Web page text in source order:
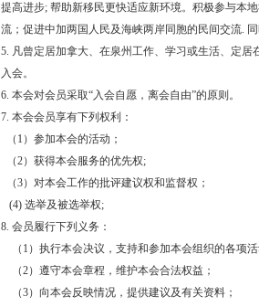
提高进步; 帮助新移民更快适应新环境。积极参与本
流；促进中加两国人民及海峡两岸同胞的民间交流.
5. 凡曾定居加拿大、在泉州工作、学习或生活、定
入会。
6. 本会对会员采取“入会自愿，离会自由”的原则。
7. 本会会员享有下列权利：
（1）参加本会的活动；
（2）获得本会服务的优先权;
（3）对本会工作的批评建议权和监督权；
(4) 选举及被选举权;
8. 会员履行下列义务：
（1）执行本会决议，支持和参加本会组织的各项活
（2）遵守本会章程，维护本会合法权益；
（3）向本会反映情况，提供建议及有关资料；